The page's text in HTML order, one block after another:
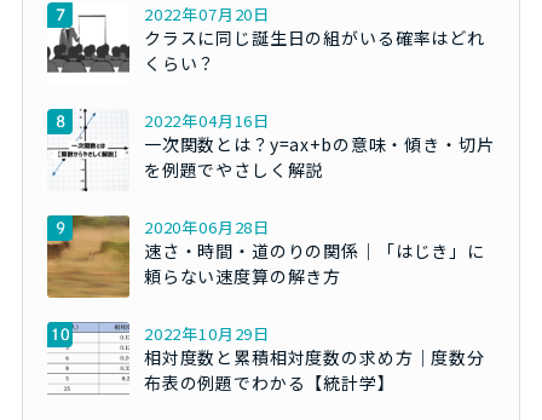
2022年07月20日
クラスに同じ誕生日の組がいる確率はどれ
くらい？
2022年04月16日
一次関数とは？y=ax+bの意味・傾き・切片
を例題でやさしく解説
2020年06月28日
速さ・時間・道のりの関係｜「はじき」に
頼らない速度算の解き方
2022年10月29日
相対度数と累積相対度数の求め方｜度数分
布表の例題でわかる【統計学】